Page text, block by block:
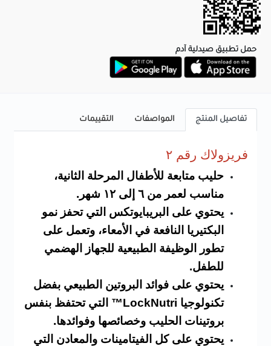
حمل تطبيق صيدلية آدم
تفاصيل المنتج المواصفات التقييمات
فريزولاك رقم
حليب متابعة للأطفال المرحلة الثانية،
مناسب لعمر من ٦ إلى ١٢ شهر.
يحتوي على البريبايوتكس التي تحفز نمو
البكتيريا النافعة في الأمعاء، وتعمل على
تطور الوظيفة الطبيعية للجهاز الهضمي
للطفل.
يحتوي على فوائد البروتين الطبيعي بفضل
تكنولوجيا LockNutri™ التي تحتفظ بنفس
بروتينات الحليب وخصائصها وفوائدها.
يحتوي على كل الفيتامينات والمعادن التي